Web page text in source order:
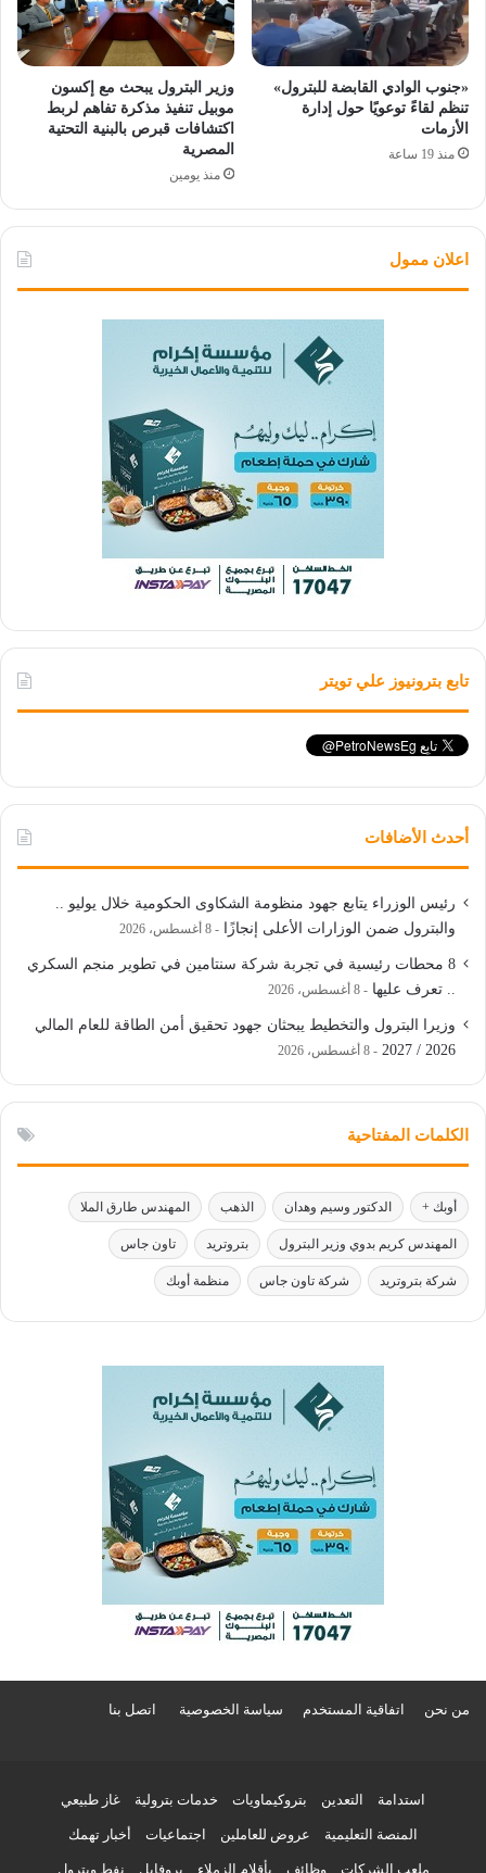
«جنوب الوادي القابضة للبترول»
تنظم لقاءً توعويًا حول إدارة
الأزمات
منذ 19 ساعة
وزير البترول يبحث مع إكسون
موبيل تنفيذ مذكرة تفاهم لربط
اكتشافات قبرص بالبنية التحتية
المصرية
منذ يومين
اعلان ممول
تابع بترونيوز علي تويتر
أحدث الأضافات
رئيس الوزراء يتابع جهود منظومة الشكاوى الحكومية خلال يوليو ..
والبترول ضمن الوزارات الأعلى إنجازًا
8 أغسطس، 2026
8 محطات رئيسية في تجربة شركة سنتامين في تطوير منجم السكري
.. تعرف عليها
8 أغسطس، 2026
وزيرا البترول والتخطيط يبحثان جهود تحقيق أمن الطاقة للعام المالي
2026 / 2027
8 أغسطس، 2026
الكلمات المفتاحية
أوبك + الدكتور وسيم وهدان الذهب المهندس طارق الملا
المهندس كريم بدوي وزير البترول بتروتريد تاون جاس
شركة بتروتريد شركة تاون جاس منظمة أوبك
من نحن اتفاقية المستخدم سياسة الخصوصية اتصل بنا
استدامة التعدين بتروكيماويات خدمات بترولية غاز طبيعي
المنصة التعليمية عروض للعاملين اجتماعيات أخبار تهمك
ملعب الشركات وظائف بأقلام الزملاء بروفايل نفط وبترول